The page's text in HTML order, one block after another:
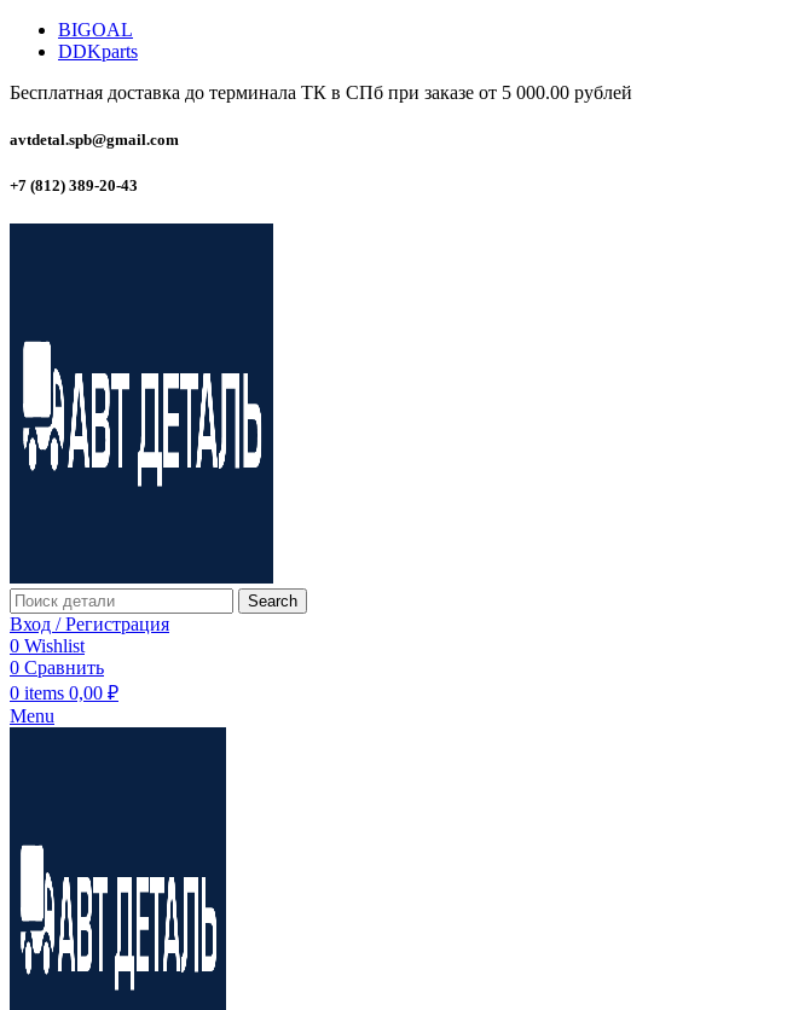
BIGOAL
DDKparts
Бесплатная доставка до терминала ТК в СПб при заказе от 5 000.00 рублей
avtdetal.spb@gmail.com
+7 (812) 389-20-43
Search
Вход / Регистрация
0 Wishlist
0 Сравнить
0 items 0,00 ₽
Menu